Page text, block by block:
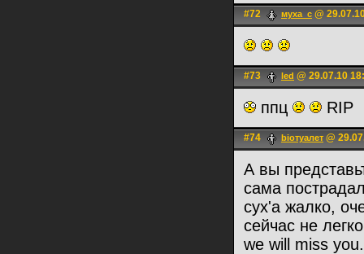
#72 муха_с @
#73 led @ 29.07.10
ппц RIP
#74 bioтуалет @
А вы
сама
cyx'a жалко,
сейчас не
we will miss